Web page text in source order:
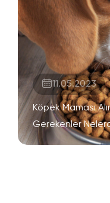
11.05.2023
Köpek Maması
Gerekenler